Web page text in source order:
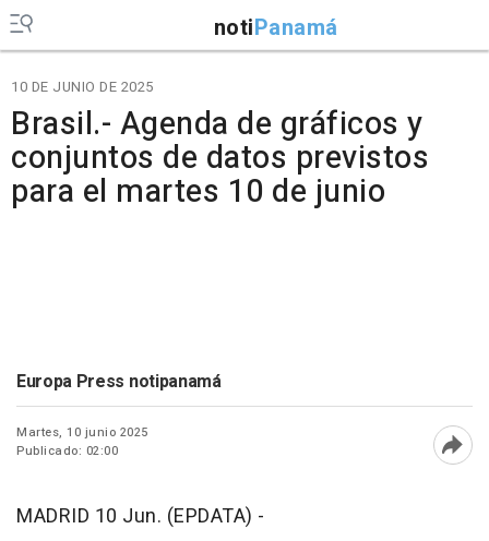
notiPanamá
10 DE JUNIO DE 2025
Brasil.- Agenda de gráficos y
conjuntos de datos previstos
para el martes 10 de junio
Europa Press notipanamá
Martes, 10 junio 2025
Publicado: 02:00
MADRID 10 Jun. (EPDATA) -